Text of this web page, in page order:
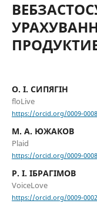
О. І. СИПЯГІН
floLive
https://orcid.org/0009-
М. А. ЮЖАКОВ
Plaid
https://orcid.org/0009-
Р. І. ІБРАГІМОВ
VoiceLove
https://orcid.org/0009-